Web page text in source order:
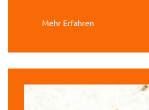
Mehr Erfahren